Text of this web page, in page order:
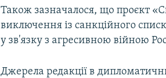
Також зазначалося, що проєкт
виключення із санкційного
у зв'язку з агресивною війною
Джерела редакції в